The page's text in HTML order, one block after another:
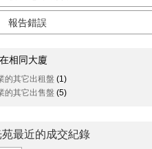
報告錯誤
相同大廈
的其它出租盤 (1)
的其它出售盤 (5)
最近的成交紀錄